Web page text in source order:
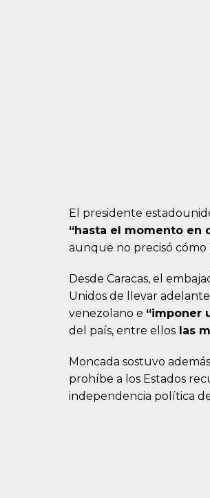
El presidente
“hasta el momento en
aunque no precisó cómo
Desde Caracas, el
Unidos de llevar adelante
venezolano e “imponer
del país, entre ellos las
Moncada sostuvo
prohíbe a los Estados
independencia política